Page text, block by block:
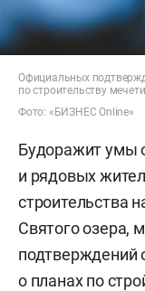
Официальных
по строительству
Фото: «БИЗНЕС Online»
Будоражит умы
и рядовых
строительства
Святого озера,
подтверждений
о планах по